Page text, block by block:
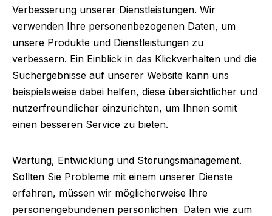
Verbesserung unserer Dienstleistungen. Wir
verwenden Ihre personenbezogenen Daten, um
unsere Produkte und Dienstleistungen zu
verbessern. Ein Einblick in das Klickverhalten und die
Suchergebnisse auf unserer Website kann uns
beispielsweise dabei helfen, diese übersichtlicher und
nutzerfreundlicher einzurichten, um Ihnen somit
einen besseren Service zu bieten.
Wartung, Entwicklung und Störungsmanagement.
Sollten Sie Probleme mit einem unserer Dienste
erfahren, müssen wir möglicherweise Ihre
personengebundenen persönlichen Daten wie zum